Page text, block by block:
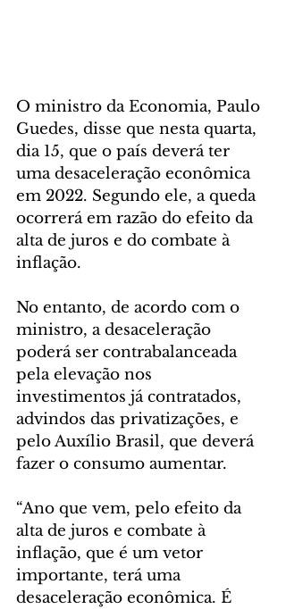
O ministro da Economia, Paulo
Guedes, disse que nesta quarta,
dia 15, que o país deverá ter
uma desaceleração econômica
em 2022. Segundo ele, a queda
ocorrerá em razão do efeito da
alta de juros e do combate à
inflação.
No entanto, de acordo com o
ministro, a desaceleração
poderá ser contrabalanceada
pela elevação nos
investimentos já contratados,
advindos das privatizações, e
pelo Auxílio Brasil, que deverá
fazer o consumo aumentar.
“Ano que vem, pelo efeito da
alta de juros e combate à
inflação, que é um vetor
importante, terá uma
desaceleração econômica. É